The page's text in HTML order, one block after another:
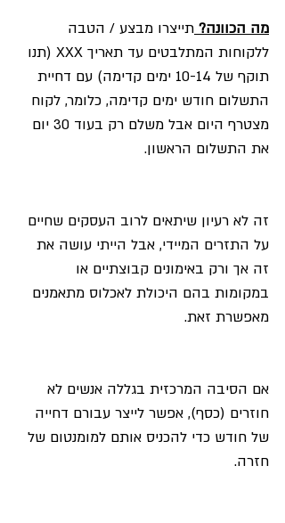
מה הכוונה? תייצרו מבצע / הטבה
ללקוחות המתלבטים עד תאריך XXX (תנו
תוקף של 10-14 ימים קדימה) עם דחיית
התשלום חודש ימים קדימה, כלומר, לקוח
מצטרף היום אבל משלם רק בעוד 30 יום
את התשלום הראשון.
זה לא רעיון שיתאים לרוב העסקים שחיים
על התזרים המיידי, אבל הייתי עושה את
זה אך ורק באימונים קבוצתיים או
במקומות בהם היכולת לאכלוס מתאמנים
מאפשרת זאת.
אם הסיבה המרכזית בגללה אנשים לא
חוזרים (כסף), אפשר לייצר עבורם דחייה
של חודש כדי להכניס אותם למומנטום של
חזרה.